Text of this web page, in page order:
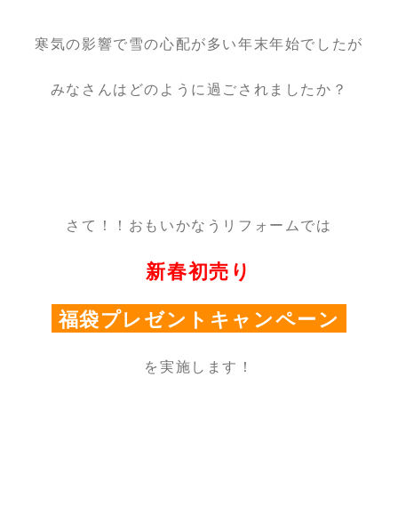
寒気の影響で雪の心配が多い年末年始でしたが
みなさんはどのように過ごされましたか？
さて！！おもいかなうリフォームでは
新春初売り
福袋プレゼントキャンペーン
を実施します！